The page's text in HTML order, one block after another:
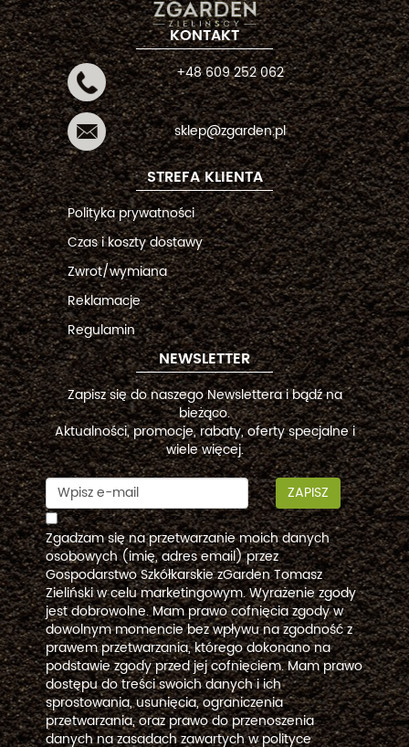
KONTAKT
+48 609 252 062
sklep@zgarden.pl
STREFA KLIENTA
Polityka prywatności
Czas i koszty dostawy
Zwrot/wymiana
Reklamacje
Regulamin
NEWSLETTER
Zapisz się do naszego Newslettera i bądź na
bieżąco.
Aktualności, promocje, rabaty, oferty specjalne i
wiele więcej.
ZAPISZ
Zgadzam się na przetwarzanie moich danych
osobowych (imię, adres email) przez
Gospodarstwo Szkółkarskie zGarden Tomasz
Zieliński w celu marketingowym. Wyrażenie zgody
jest dobrowolne. Mam prawo cofnięcia zgody w
dowolnym momencie bez wpływu na zgodność z
prawem przetwarzania, którego dokonano na
podstawie zgody przed jej cofnięciem. Mam prawo
dostępu do treści swoich danych i ich
sprostowania, usunięcia, ograniczenia
przetwarzania, oraz prawo do przenoszenia
danych na zasadach zawartych w polityce